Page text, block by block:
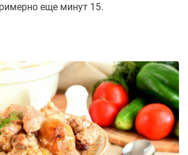
еще минут 15.